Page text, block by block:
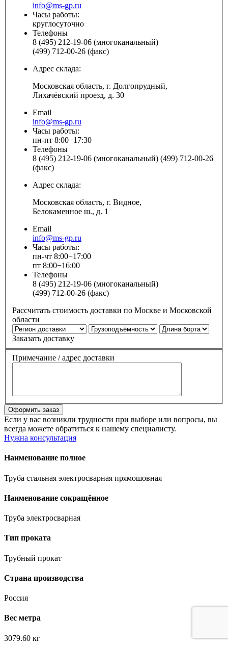
info@ms-gp.ru
Часы работы:
круглосуточно
Телефоны
8 (495) 212-19-06 (многоканальный)
(499) 712-00-26 (факс)
Адрес склада:
Московская область, г. Долгопрудный,
Лихачёвский проезд, д. 30
Email
info@ms-gp.ru
Часы работы:
пн-пт 8:00−17:30
Телефоны
8 (495) 212-19-06 (многоканальный) (499) 712-00-26
(факс)
Адрес склада:
Московская область, г. Видное,
Белокаменное ш., д. 1
Email
info@ms-gp.ru
Часы работы:
пн-чт 8:00−17:00
пт 8:00−16:00
Телефоны
8 (495) 212-19-06 (многоканальный)
(499) 712-00-26 (факс)
Рассчитать стоимость доставки по Москве и Московской
области
Заказать доставку
Примечание / адрес доставки
Если у вас возникли трудности при выборе или вопросы, вы
всегда можете обратиться к нашему специалисту.
Нужна консультация
Наименование полное
Труба стальная электросварная прямошовная
Наименование сокращённое
Труба электросварная
Тип проката
Трубный прокат
Страна производства
Россия
Вес метра
3079.60 кг